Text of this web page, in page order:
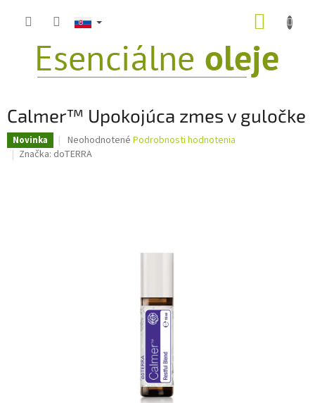
Calmer™ Upokojúca zmes v guločke
Novinka
Priemerné
hodnotenie
Neohodnotené Podrobnosti hodnotenia
Značka: doTERRA